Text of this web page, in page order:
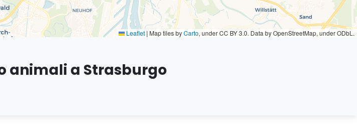
Leaflet | Map tiles byCarto, under CC BY 3.0. Data by OpenStreetMap, under ODbL.
animali a Strasburgo